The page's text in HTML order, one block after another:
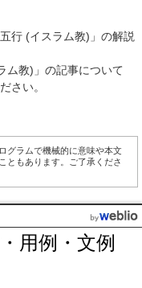
行 (イスラム教)」の解説
ム教)」の記事について
さい。
グラムで機械的に意味や本文
ともあります。ご了承くださ
用例・文例